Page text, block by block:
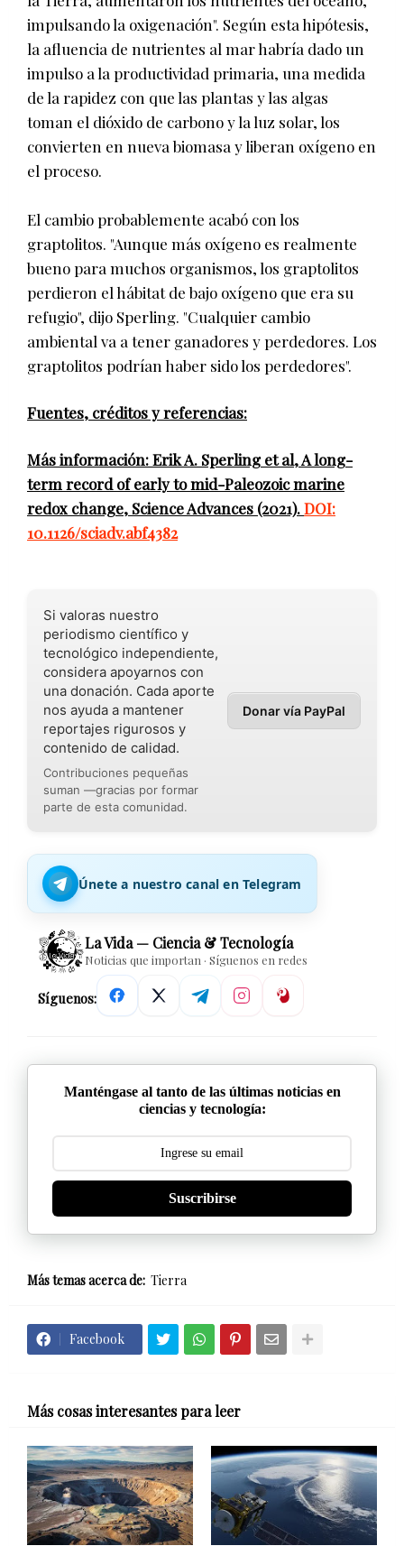
impulsando la oxigenación". Según esta hipótesis,
la afluencia de nutrientes al mar habría dado un
impulso a la productividad primaria, una medida
de la rapidez con que las plantas y las algas
toman el dióxido de carbono y la luz solar, los
convierten en nueva biomasa y liberan oxígeno en
el proceso.
El cambio probablemente acabó con los
graptolitos. "Aunque más oxígeno es realmente
bueno para muchos organismos, los graptolitos
perdieron el hábitat de bajo oxígeno que era su
refugio", dijo Sperling. "Cualquier cambio
ambiental va a tener ganadores y perdedores. Los
graptolitos podrían haber sido los perdedores".
Fuentes, créditos y referencias:
Más información: Erik A. Sperling et al, A long-
term record of early to mid-Paleozoic marine
redox change, Science Advances (2021).DOI:
10.1126/sciadv.abf4382
Si valoras nuestro
periodismo científico y
tecnológico independiente,
considera apoyarnos con
una donación. Cada aporte
nos ayuda a mantener
reportajes rigurosos y
contenido de calidad.
Contribuciones pequeñas
suman —gracias por formar
parte de esta comunidad.
Donar vía PayPal
Únete a nuestro canal en Telegram
La Vida — Ciencia & Tecnología
Noticias que importan · Síguenos en redes
Síguenos:
Manténgase al tanto de las últimas noticias en
ciencias y tecnología:
Suscribirse
Más temas acerca de: Tierra
Facebook
Más cosas interesantes para leer